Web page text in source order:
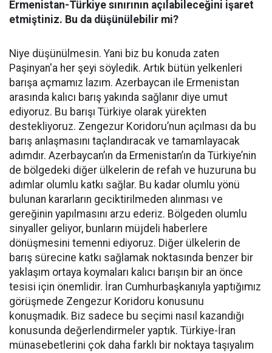
Ermenistan-Türkiye sınırının açılabileceğini işaret
etmiştiniz. Bu da düşünülebilir mi?
Niye düşünülmesin. Yani biz bu konuda zaten
Paşinyan'a her şeyi söyledik. Artık bütün yelkenleri
barışa açmamız lazım. Azerbaycan ile Ermenistan
arasında kalıcı barış yakında sağlanır diye umut
ediyoruz. Bu barışı Türkiye olarak yürekten
destekliyoruz. Zengezur Koridoru’nun açılması da bu
barış anlaşmasını taçlandıracak ve tamamlayacak
adımdır. Azerbaycan’ın da Ermenistan’ın da Türkiye’nin
de bölgedeki diğer ülkelerin de refah ve huzuruna bu
adımlar olumlu katkı sağlar. Bu kadar olumlu yönü
bulunan kararların geciktirilmeden alınması ve
gereğinin yapılmasını arzu ederiz. Bölgeden olumlu
sinyaller geliyor, bunların müjdeli haberlere
dönüşmesini temenni ediyoruz. Diğer ülkelerin de
barış sürecine katkı sağlamak noktasında benzer bir
yaklaşım ortaya koymaları kalıcı barışın bir an önce
tesisi için önemlidir. İran Cumhurbaşkanıyla yaptığımız
görüşmede Zengezur Koridoru konusunu
konuşmadık. Biz sadece bu seçimi nasıl kazandığı
konusunda değerlendirmeler yaptık. Türkiye-İran
münasebetlerini çok daha farklı bir noktaya taşıyalım